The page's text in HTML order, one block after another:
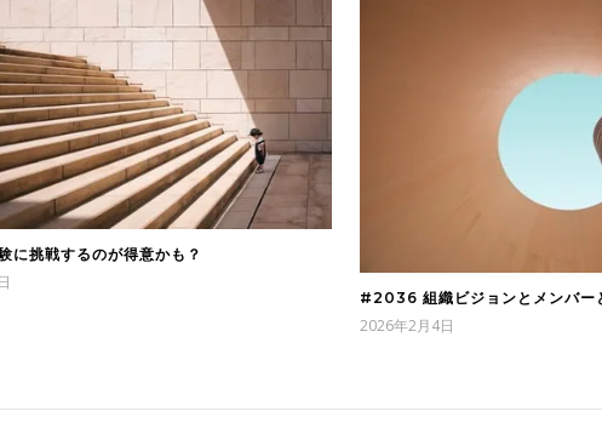
に挑戦するのが得意かも？
#2036 組織ビジョンとメンバー
2026年2月4日